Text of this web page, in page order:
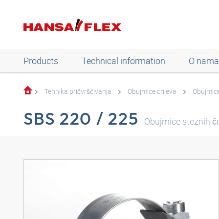
Products Technical information O nama
Tehnika pričvršćivanja Obujmice crijeva
SBS 220 / 225 Obujmice steznih